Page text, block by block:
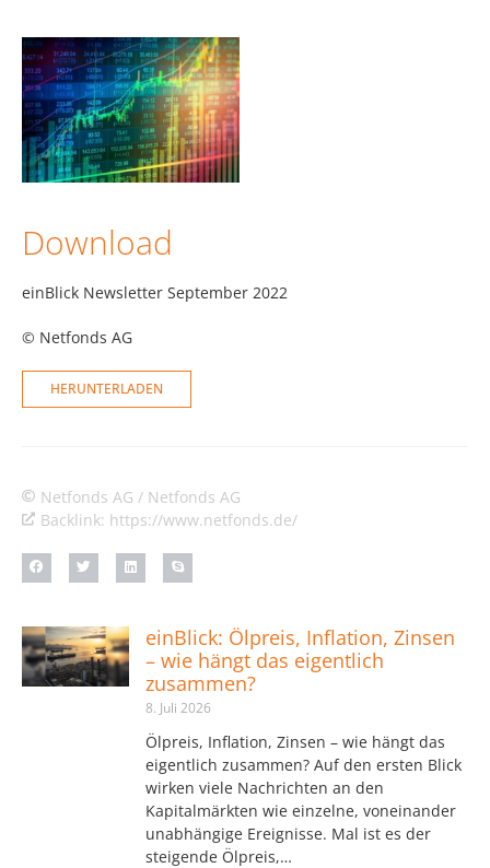
Download
einBlick Newsletter September 2022
© Netfonds AG
HERUNTERLADEN
Netfonds AG / Netfonds AG
Backlink: https://www.netfonds.de/
einBlick: Ölpreis, Inflation, Zinsen
– wie hängt das eigentlich
zusammen?
8. Juli 2026
Ölpreis, Inflation, Zinsen – wie hängt das
eigentlich zusammen? Auf den ersten Blick
wirken viele Nachrichten an den
Kapitalmärkten wie einzelne, voneinander
unabhängige Ereignisse. Mal ist es der
steigende Ölpreis,…